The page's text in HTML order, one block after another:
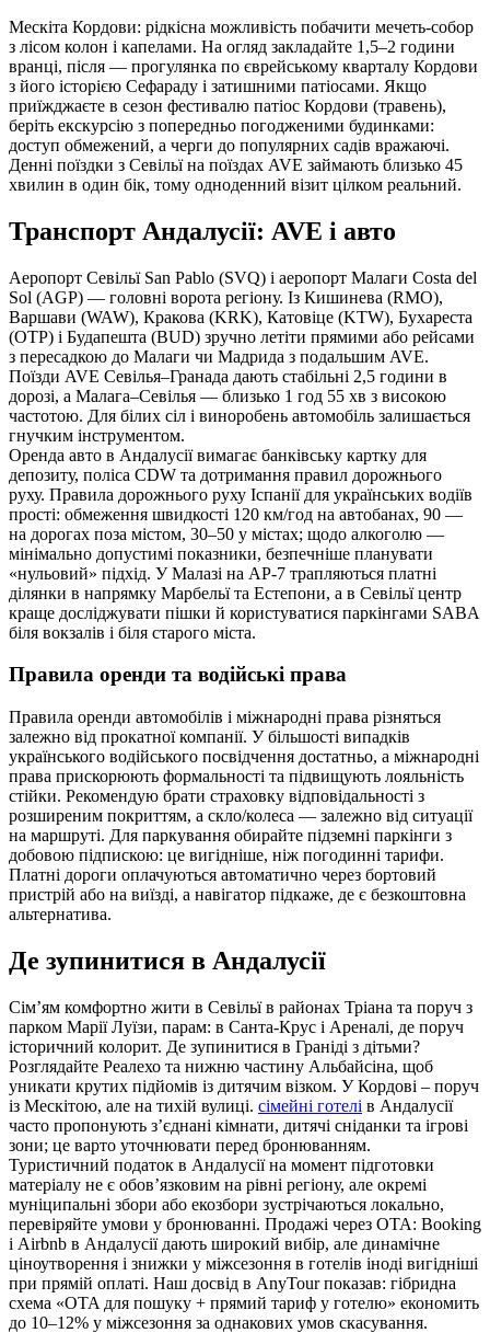
Мескіта Кордови: рідкісна можливість побачити мечеть‑собор
з лісом колон і капелами. На огляд закладайте 1,5–2 години
вранці, після — прогулянка по єврейському кварталу Кордови
з його історією Сефараду і затишними патіосами. Якщо
приїжджаєте в сезон фестивалю патіос Кордови (травень),
беріть екскурсію з попередньо погодженими будинками:
доступ обмежений, а черги до популярних садів вражаючі.
Денні поїздки з Севільї на поїздах AVE займають близько 45
хвилин в один бік, тому одноденний візит цілком реальний.
Транспорт Андалусії: AVE і авто
Аеропорт Севільї San Pablo (SVQ) і аеропорт Малаги Costa del
Sol (AGP) — головні ворота регіону. Із Кишинева (RMO),
Варшави (WAW), Кракова (KRK), Катовіце (KTW), Бухареста
(OTP) і Будапешта (BUD) зручно летіти прямими або рейсами
з пересадкою до Малаги чи Мадрида з подальшим AVE.
Поїзди AVE Севілья–Гранада дають стабільні 2,5 години в
дорозі, а Малага–Севілья — близько 1 год 55 хв з високою
частотою. Для білих сіл і виноробень автомобіль залишається
гнучким інструментом.
Оренда авто в Андалусії вимагає банківську картку для
депозиту, поліса CDW та дотримання правил дорожнього
руху. Правила дорожнього руху Іспанії для українських водіїв
прості: обмеження швидкості 120 км/год на автобанах, 90 —
на дорогах поза містом, 30–50 у містах; щодо алкоголю —
мінімально допустимі показники, безпечніше планувати
«нульовий» підхід. У Малазі на AP‑7 трапляються платні
ділянки в напрямку Марбельї та Естепони, а в Севільї центр
краще досліджувати пішки й користуватися паркінгами SABA
біля вокзалів і біля старого міста.
Правила оренди та водійські права
Правила оренди автомобілів і міжнародні права різняться
залежно від прокатної компанії. У більшості випадків
українського водійського посвідчення достатньо, а міжнародні
права прискорюють формальності та підвищують лояльність
стійки. Рекомендую брати страховку відповідальності з
розширеним покриттям, а скло/колеса — залежно від ситуації
на маршруті. Для паркування обирайте підземні паркінги з
добовою підпискою: це вигідніше, ніж погодинні тарифи.
Платні дороги оплачуються автоматично через бортовий
пристрій або на виїзді, а навігатор підкаже, де є безкоштовна
альтернатива.
Де зупинитися в Андалусії
Сім’ям комфортно жити в Севільї в районах Тріана та поруч з
парком Марії Луїзи, парам: в Санта‑Крус і Ареналі, де поруч
історичний колорит. Де зупинитися в Граніді з дітьми?
Розглядайте Реалехо та нижню частину Альбайсіна, щоб
уникати крутих підйомів із дитячим візком. У Кордові – поруч
із Мескітою, але на тихій вулиці. сімейні готелі в Андалусії
часто пропонують з’єднані кімнати, дитячі сніданки та ігрові
зони; це варто уточнювати перед бронюванням.
Туристичний податок в Андалусії на момент підготовки
матеріалу не є обов’язковим на рівні регіону, але окремі
муніципальні збори або екозбори зустрічаються локально,
перевіряйте умови у бронюванні. Продажі через OTA: Booking
і Airbnb в Андалусії дають широкий вибір, але динамічне
ціноутворення і знижки у міжсезоння в готелів іноді вигідніші
при прямій оплаті. Наш досвід в AnyTour показав: гібридна
схема «OTA для пошуку + прямий тариф у готелю» економить
до 10–12% у міжсезоння за однакових умов скасування.